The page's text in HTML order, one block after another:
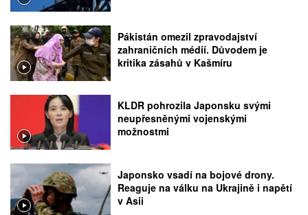
Pákistán omezil zpravodajství
zahraničních médií. Důvodem je
kritika zásahů v Kašmíru
KLDR pohrozila Japonsku svými
neupřesněnými vojenskými
možnostmi
Japonsko vsadí na bojové drony.
Reaguje na válku na Ukrajině i napětí
v Asii